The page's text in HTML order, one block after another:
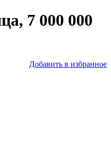
7 000 000
Добавить в избранное